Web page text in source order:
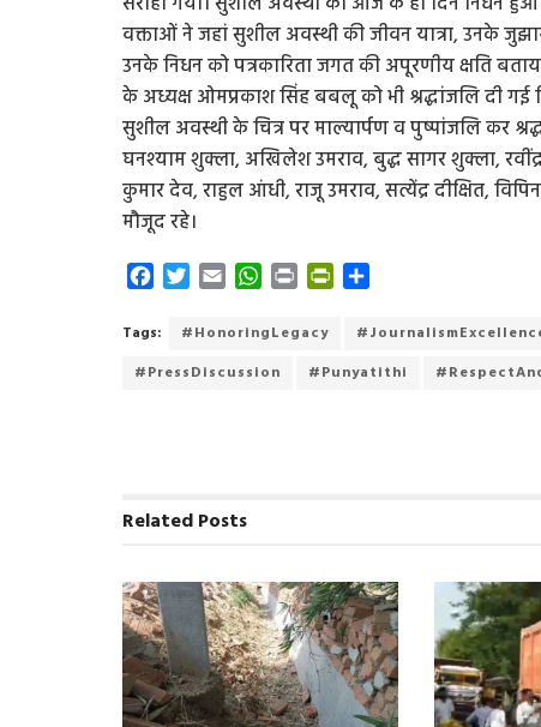
वक्ताओं ने जहां सुशील अवस्थी की जीवन यात्रा, उनके
उनके निधन को पत्रकारिता जगत की अपूरणीय क्षति
के अध्यक्ष ओमप्रकाश सिंह बबलू को भी श्रद्धांजलि दी
सुशील अवस्थी के चित्र पर माल्यार्पण व पुष्पांजलि कर
घनश्याम शुक्ला, अखिलेश उमराव, बुद्ध सागर शुक्ला,
कुमार देव, राहुल आंधी, राजू उमराव, सत्येंद्र दीक्षित,
मौजूद रहे।
c
b
T
i
t
a
l
W
a
s
P
i
P
t
y
a
e
Tags: #HonoringLegacy
#PressDiscussion
#Punyatithi
RelatedPosts